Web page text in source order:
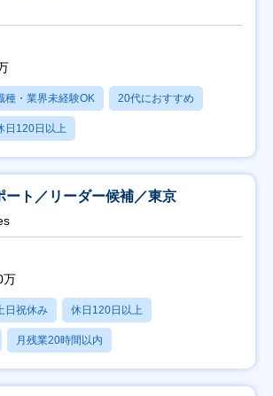
種・業界未経験OK 20代におすすめ
日120日以上
ート／リーダー候補／東京
万
日祝休み 休日120日以上
月残業20時間以内